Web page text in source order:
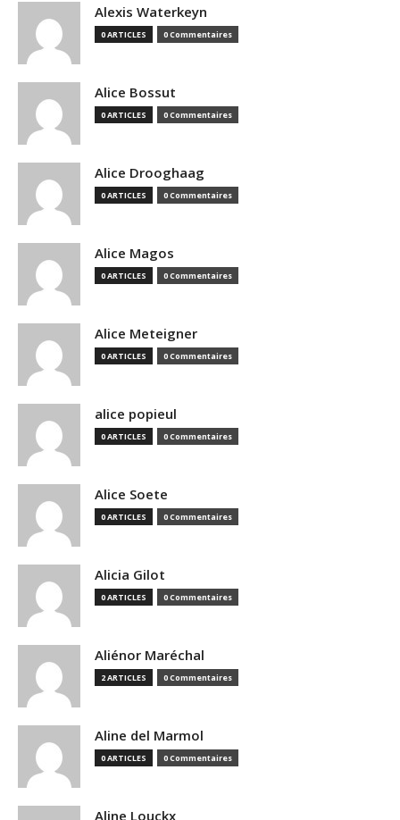
Alexis Waterkeyn
0 ARTICLES 0 Commentaires
Alice Bossut
0 ARTICLES 0 Commentaires
Alice Drooghaag
0 ARTICLES 0 Commentaires
Alice Magos
0 ARTICLES 0 Commentaires
Alice Meteigner
0 ARTICLES 0 Commentaires
alice popieul
0 ARTICLES 0 Commentaires
Alice Soete
0 ARTICLES 0 Commentaires
Alicia Gilot
0 ARTICLES 0 Commentaires
Aliénor Maréchal
2 ARTICLES 0 Commentaires
Aline del Marmol
0 ARTICLES 0 Commentaires
Aline Louckx